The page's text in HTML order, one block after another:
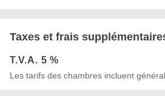
Taxes et frais
T.V.A. 5 %
Les tarifs des chambres incluent